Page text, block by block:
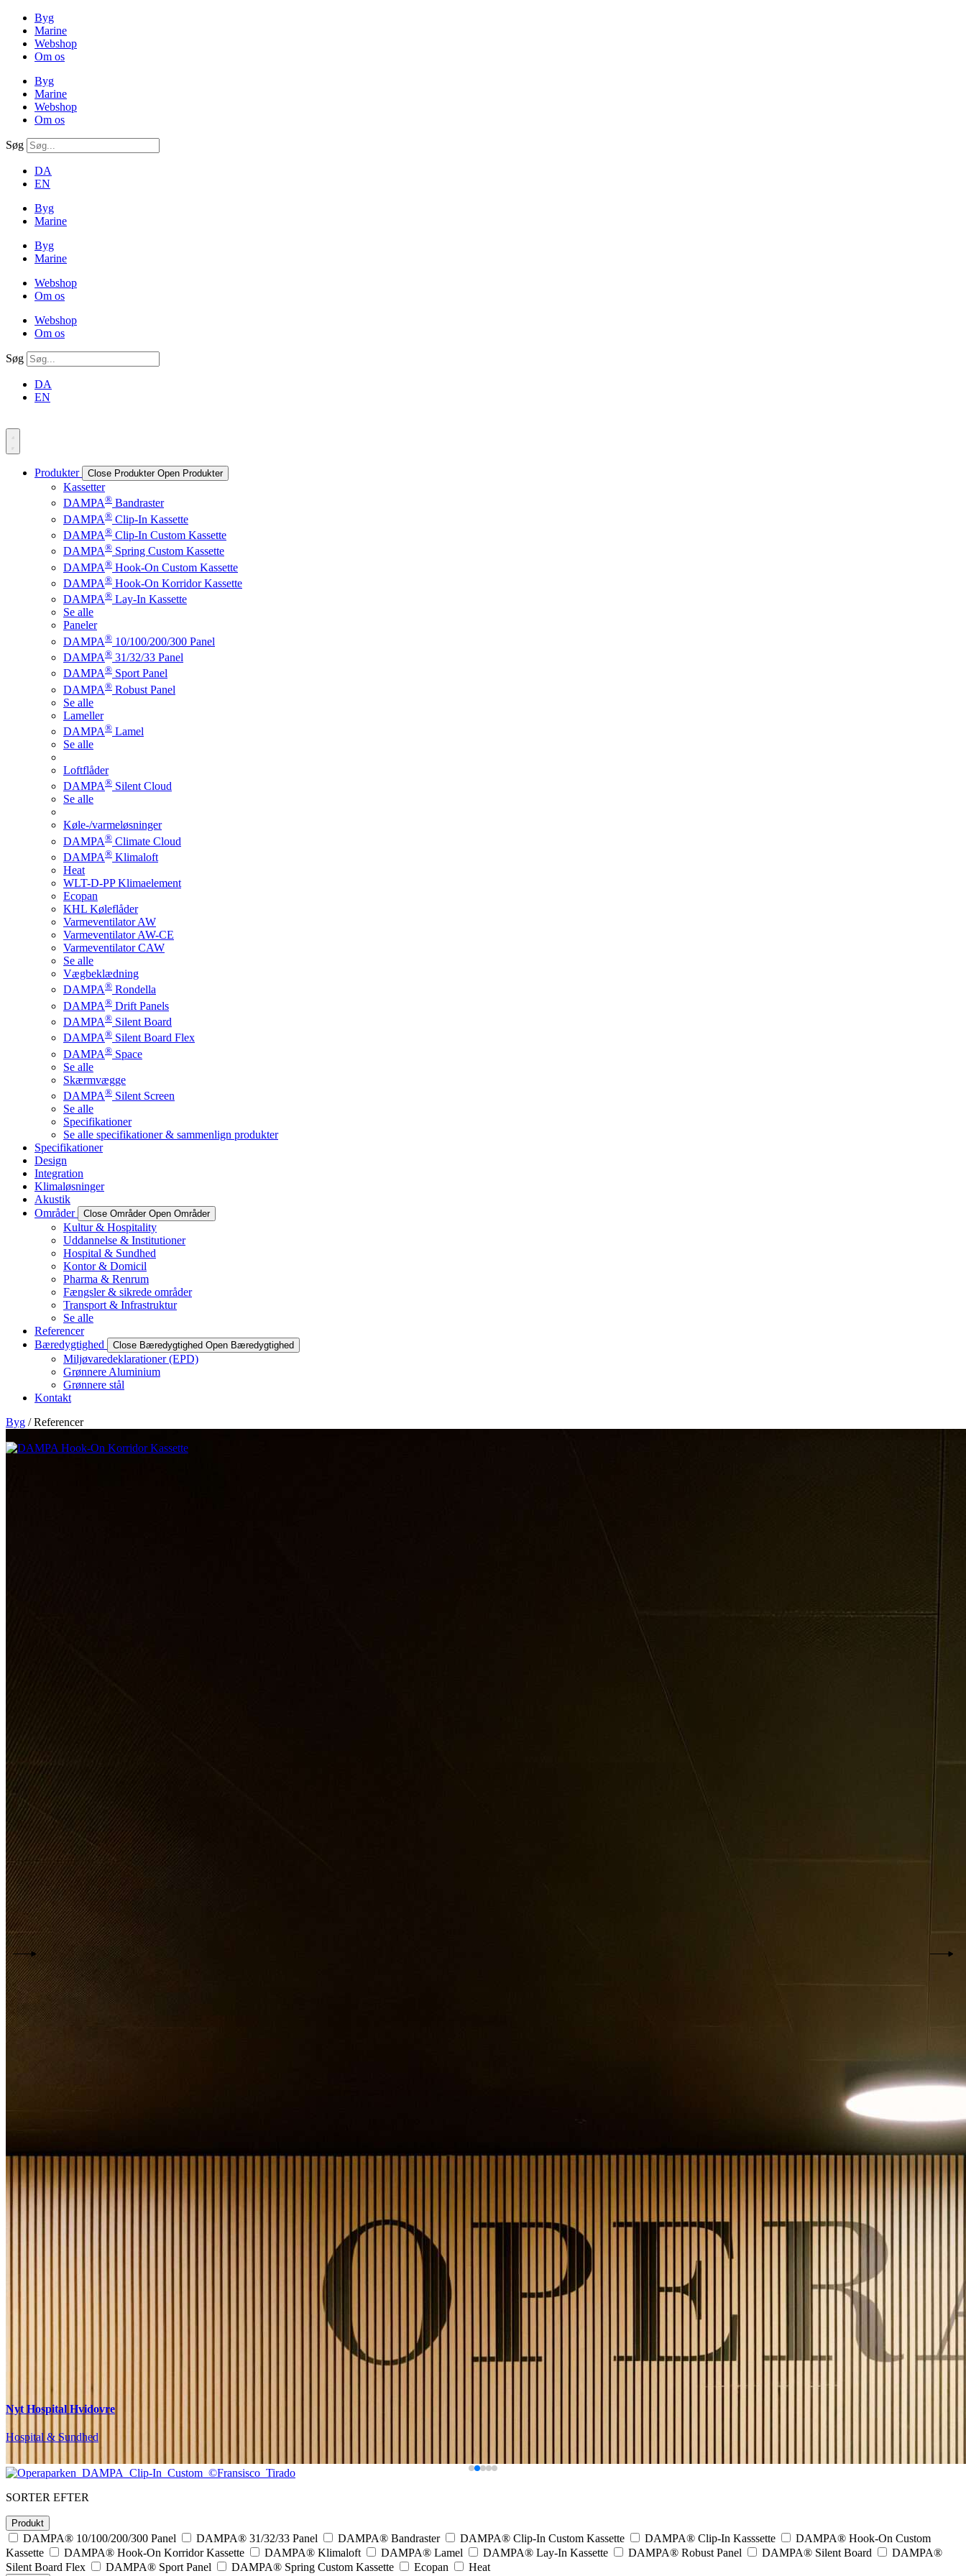
Byg
Marine
Webshop
Om os
Byg
Marine
Webshop
Om os
Søg
DA
EN
Byg
Marine
Byg
Marine
Webshop
Om os
Webshop
Om os
Søg
DA
EN
Produkter Close Produkter Open Produkter
Kassetter
DAMPA® Bandraster
DAMPA® Clip-In Kassette
DAMPA® Clip-In Custom Kassette
DAMPA® Spring Custom Kassette
DAMPA® Hook-On Custom Kassette
DAMPA® Hook-On Korridor Kassette
DAMPA® Lay-In Kassette
Se alle
Paneler
DAMPA® 10/100/200/300 Panel
DAMPA® 31/32/33 Panel
DAMPA® Sport Panel
DAMPA® Robust Panel
Se alle
Lameller
DAMPA® Lamel
Se alle
Loftflåder
DAMPA® Silent Cloud
Se alle
Køle-/varmeløsninger
DAMPA® Climate Cloud
DAMPA® Klimaloft
Heat
WLT-D-PP Klimaelement
Ecopan
KHL Køleflåder
Varmeventilator AW
Varmeventilator AW-CE
Varmeventilator CAW
Se alle
Vægbeklædning
DAMPA® Rondella
DAMPA® Drift Panels
DAMPA® Silent Board
DAMPA® Silent Board Flex
DAMPA® Space
Se alle
Skærmvægge
DAMPA® Silent Screen
Se alle
Specifikationer
Se alle specifikationer & sammenlign produkter
Specifikationer
Design
Integration
Klimaløsninger
Akustik
Områder
Close Områder Open Områder
Kultur & Hospitality
Uddannelse & Institutioner
Hospital & Sundhed
Kontor & Domicil
Pharma & Renrum
Fængsler & sikrede områder
Transport & Infrastruktur
Se alle
Referencer
Bæredygtighed
Close Bæredygtighed Open Bæredygtighed
Miljøvaredeklarationer (EPD)
Grønnere Aluminium
Grønnere stål
Kontakt
Byg / Referencer
Valhøj Skole
Uddannelse & Institutioner
Nyt Hospital Hvidovre
Hospital & Sundhed
Danske Bank Domicil
Kontor & Domicil
Royal Arena
Kultur & Hotel
Operaparken
Infrastruktur
SORTER EFTER
Produkt
DAMPA® 10/100/200/300 Panel DAMPA® 31/32/33 Panel DAMPA® Bandraster DAMPA® Clip-In Custom Kassette DAMPA® Clip-In Kasssette
DAMPA® Hook-On Custom
Kassette
DAMPA® Hook-On Korridor Kassette DAMPA® Klimaloft DAMPA® Lamel DAMPA® Lay-In Kassette DAMPA® Robust Panel DAMPA® Silent Board
DAMPA®
Silent Board Flex
DAMPA® Sport Panel DAMPA® Spring Custom Kassette Ecopan Heat